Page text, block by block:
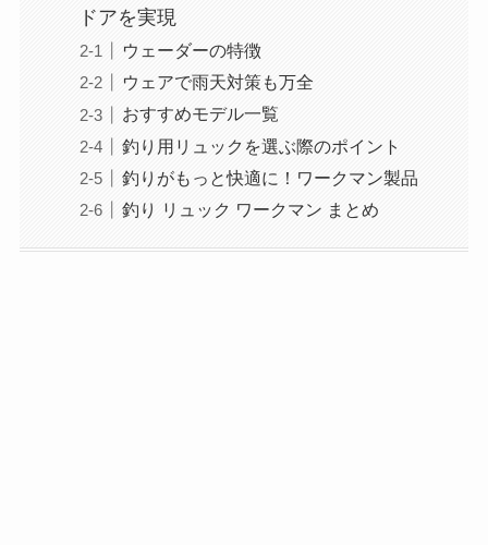
ドアを実現
ウェーダーの特徴
ウェアで雨天対策も万全
おすすめモデル一覧
釣り用リュックを選ぶ際のポイント
釣りがもっと快適に！ワークマン製品
釣り リュック ワークマン まとめ